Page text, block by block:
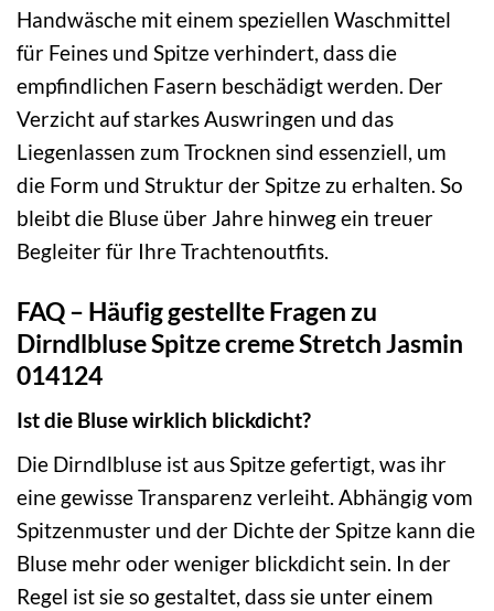
Handwäsche mit einem speziellen Waschmittel
für Feines und Spitze verhindert, dass die
empfindlichen Fasern beschädigt werden. Der
Verzicht auf starkes Auswringen und das
Liegenlassen zum Trocknen sind essenziell, um
die Form und Struktur der Spitze zu erhalten. So
bleibt die Bluse über Jahre hinweg ein treuer
Begleiter für Ihre Trachtenoutfits.
FAQ – Häufig gestellte Fragen zu
Dirndlbluse Spitze creme Stretch Jasmin
014124
Ist die Bluse wirklich blickdicht?
Die Dirndlbluse ist aus Spitze gefertigt, was ihr
eine gewisse Transparenz verleiht. Abhängig vom
Spitzenmuster und der Dichte der Spitze kann die
Bluse mehr oder weniger blickdicht sein. In der
Regel ist sie so gestaltet, dass sie unter einem